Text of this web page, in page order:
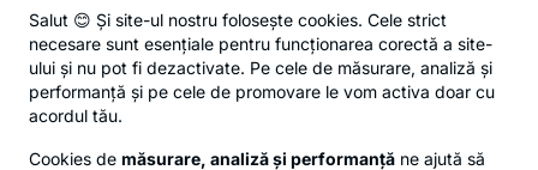
Salut 😊 Și site-ul nostru folosește cookies. Cele strict
necesare sunt esențiale pentru funcționarea corectă a site-
ului și nu pot fi dezactivate. Pe cele de măsurare, analiză și
performanță și pe cele de promovare le vom activa doar cu
acordul tău.
Cookies de măsurare, analiză și performanță ne ajută să